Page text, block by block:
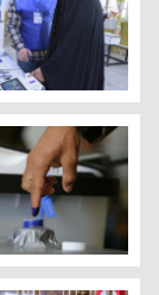
حزب «اتجاه
ثبت‌نام ۳۱۴ حزب برای انتخابات پارلمانی عراق؛ چالش بی‌اعتمادی عمومی